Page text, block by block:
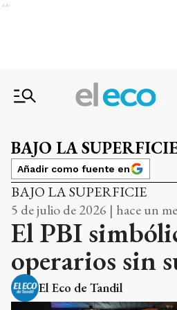
Ads
BAJO LA
Añadir como fuente en
BAJO LA SUPERFICIE
5 de julio de 2026 | hace un
El PBI
operarios sin
El Eco de Tandil